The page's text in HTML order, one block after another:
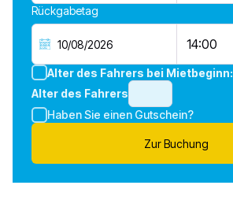
Rückgabetag
14:00
Alter des Fahrers bei Mietbeginn:
Alter des Fahrers
Haben Sie einen Gutschein?
Zur Buchung